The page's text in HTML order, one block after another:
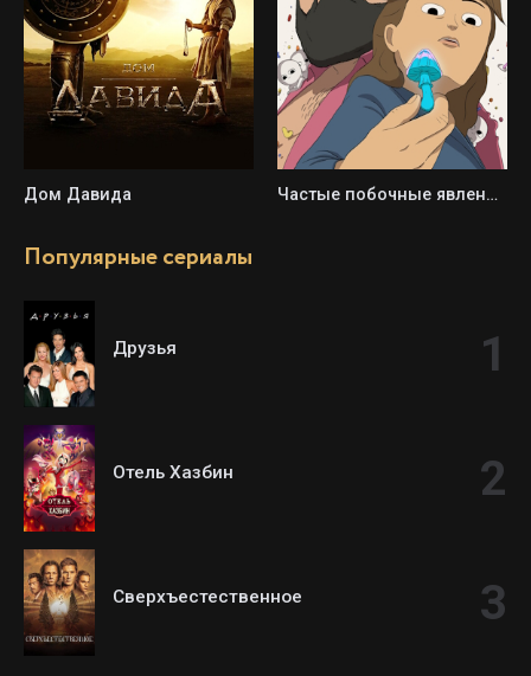
Дом Давида Частые побочные явления / Обычные побочки
Популярные сериалы
Друзья
Отель Хазбин
Сверхъестественное